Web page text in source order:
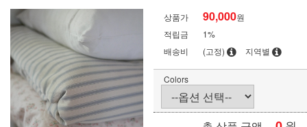
상품가 90,000원
적립금
1%
배송비
(고정) 지역별
Colors